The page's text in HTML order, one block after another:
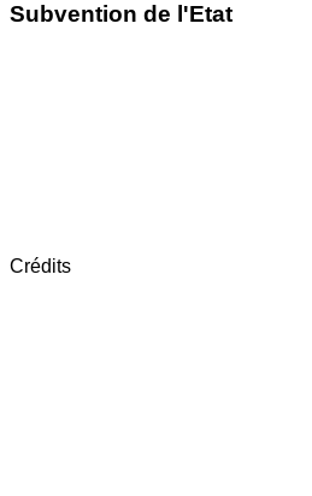
Subvention de l'Etat
Crédits